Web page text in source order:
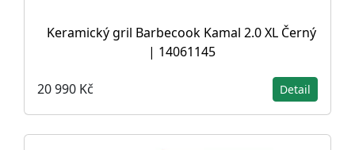
Keramický gril Barbecook Kamal 2.0 XL Černý
| 14061145
20 990 Kč Detail